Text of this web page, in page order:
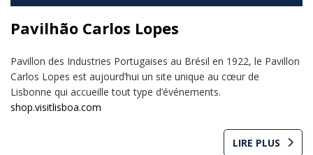
Pavilhão Carlos Lopes
Pavillon des Industries Portugaises au Brésil en 1922, le Pavillon
Carlos Lopes est aujourd’hui un site unique au cœur de
Lisbonne qui accueille tout type d’événements.
shop.visitlisboa.com
LIRE PLUS